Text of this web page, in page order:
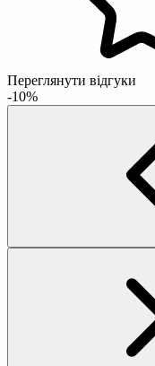
Переглянути відгуки
-10%